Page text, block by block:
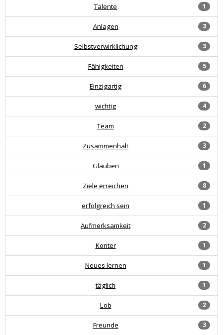
1
Talente
3
Anlagen
3
Selbstverwirklichung
5
Fähigkeiten
6
Einzigartig
4
wichtig
2
Team
3
Zusammenhalt
1
Glauben
8
Ziele erreichen
1
erfolgreich sein
2
Aufmerksamkeit
1
Konter
1
Neues lernen
1
täglich
2
Lob
3
Freunde